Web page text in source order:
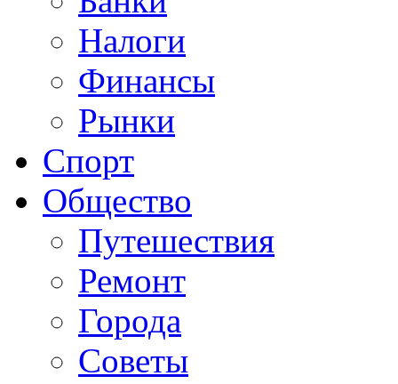
Налоги
Финансы
Рынки
Спорт
Общество
Путешествия
Ремонт
Города
Советы